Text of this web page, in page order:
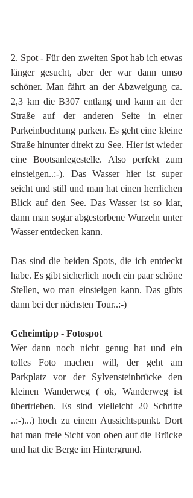
2. Spot - Für den zweiten Spot hab ich etwas
länger gesucht, aber der war dann umso
schöner. Man fährt an der Abzweigung ca.
2,3 km die B307 entlang und kann an der
Straße auf der anderen Seite in einer
Parkeinbuchtung parken. Es geht eine kleine
Straße hinunter direkt zu See. Hier ist wieder
eine Bootsanlegestelle. Also perfekt zum
einsteigen..:-). Das Wasser hier ist super
seicht und still und man hat einen herrlichen
Blick auf den See. Das Wasser ist so klar,
dann man sogar abgestorbene Wurzeln unter
Wasser entdecken kann.
Das sind die beiden Spots, die ich entdeckt
habe. Es gibt sicherlich noch ein paar schöne
Stellen, wo man einsteigen kann. Das gibts
dann bei der nächsten Tour..:-)
Geheimtipp - Fotospot
Wer dann noch nicht genug hat und ein
tolles Foto machen will, der geht am
Parkplatz vor der Sylvensteinbrücke den
kleinen Wanderweg ( ok, Wanderweg ist
übertrieben. Es sind vielleicht 20 Schritte
..:-)...) hoch zu einem Aussichtspunkt. Dort
hat man freie Sicht von oben auf die Brücke
und hat die Berge im Hintergrund.